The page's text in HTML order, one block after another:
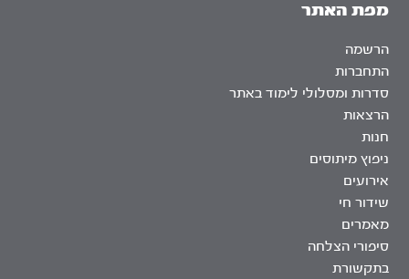
מפת האתר
הרשמה
התחברות
סדרות ומסלולי לימוד באתר
הרצאות
חנות
ניפוץ מיתוסים
אירועים
שידור חי
מאמרים
סיפורי הצלחה
בתקשורת